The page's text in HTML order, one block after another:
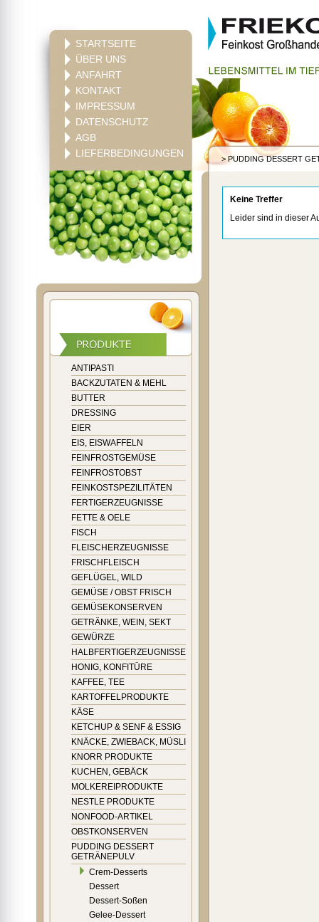
STARTSEITE
ÜBER UNS
ANFAHRT
KONTAKT
IMPRESSUM
DATENSCHUTZ
AGB
LIEFERBEDINGUNGEN
ANTIPASTI
BACKZUTATEN & MEHL
BUTTER
DRESSING
EIER
EIS, EISWAFFELN
FEINFROSTGEMÜSE
FEINFROSTOBST
FEINKOSTSPEZILITÄTEN
FERTIGERZEUGNISSE
FETTE & OELE
FISCH
FLEISCHERZEUGNISSE
FRISCHFLEISCH
GEFLÜGEL, WILD
GEMÜSE / OBST FRISCH
GEMÜSEKONSERVEN
GETRÄNKE, WEIN, SEKT
GEWÜRZE
HALBFERTIGERZEUGNISSE
HONIG, KONFITÜRE
KAFFEE, TEE
KARTOFFELPRODUKTE
KÄSE
KETCHUP & SENF & ESSIG
KNÄCKE, ZWIEBACK, MÜSLI
KNORR PRODUKTE
KUCHEN, GEBÄCK
MOLKEREIPRODUKTE
NESTLE PRODUKTE
NONFOOD-ARTIKEL
OBSTKONSERVEN
PUDDING DESSERT
GETRÄNEPULV
Crem-Desserts
Dessert
Dessert-Soßen
Gelee-Dessert
>PUDDING DESSERT
Keine Treffer
Leider sind in dieser